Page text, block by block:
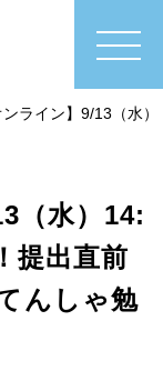
ンライン】9/13（水
（水）14:
提出直前
んしゃ勉